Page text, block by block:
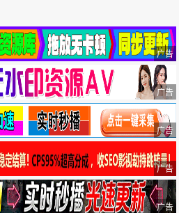
广告
广告
广告
广告
广告